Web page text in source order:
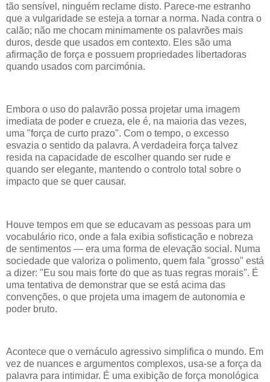
tão sensível, ninguém reclame disto. Parece-me estranho
que a vulgaridade se esteja a tornar a norma. Nada contra o
calão; não me chocam minimamente os palavrões mais
duros, desde que usados em contexto. Eles são uma
afirmação de força e possuem propriedades libertadoras
quando usados com parcimónia.
Embora o uso do palavrão possa projetar uma imagem
imediata de poder e crueza, ele é, na maioria das vezes,
uma "força de curto prazo". Com o tempo, o excesso
esvazia o sentido da palavra. A verdadeira força talvez
resida na capacidade de escolher quando ser rude e
quando ser elegante, mantendo o controlo total sobre o
impacto que se quer causar.
Houve tempos em que se educavam as pessoas para um
vocabulário rico, onde a fala exibia sofisticação e nobreza
de sentimentos — era uma forma de elevação social. Numa
sociedade que valoriza o polimento, quem fala "grosso" está
a dizer: "Eu sou mais forte do que as tuas regras morais". É
uma tentativa de demonstrar que se está acima das
convenções, o que projeta uma imagem de autonomia e
poder bruto.
Acontece que o vernáculo agressivo simplifica o mundo. Em
vez de nuances e argumentos complexos, usa-se a força da
palavra para intimidar. É uma exibição de força monológica